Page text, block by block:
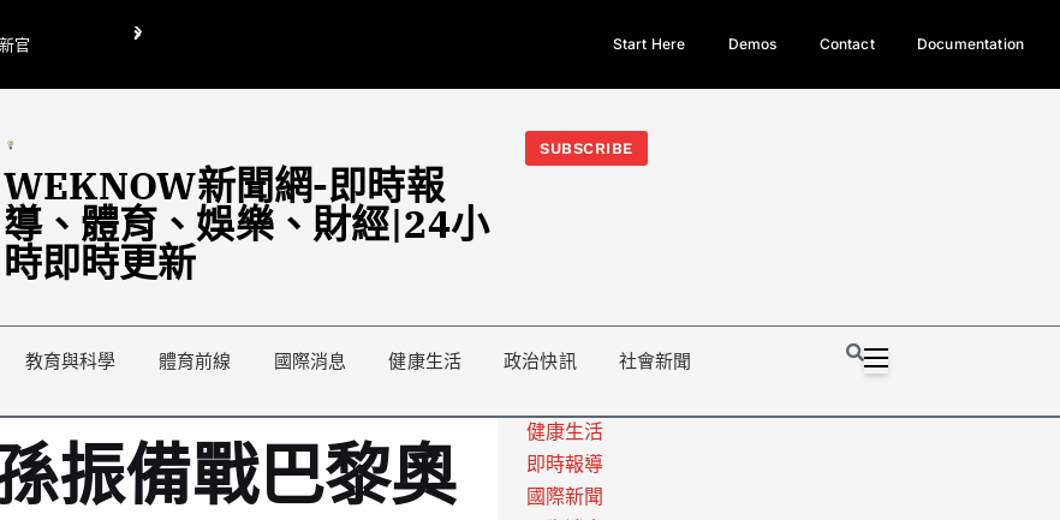
官
翁曉玲喊刪陸委會1295萬媒宣費惹議 梁文傑回「只能靠嘴巴」
今日熱門新聞TOP3｜西拉雅族正式成第17個原住民族、立院電競
光電場回
Start Here Demos Contact Documentation
WEKNOW新聞網-即時報
導、體育、娛樂、財經|24小
時即時更新
SUBSCRIBE
教育與科學 體育前線 國際消息 健康生活 政治快訊 社會新聞
振備戰巴黎奧
健康生活
即時報導
國際新聞